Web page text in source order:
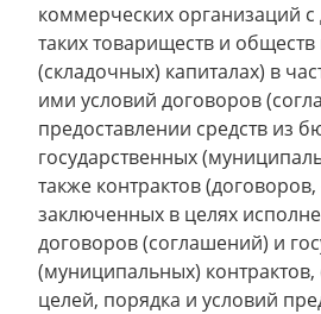
коммерческих организаций
таких товариществ и обществ
(складочных) капиталах) в
ими условий договоров
предоставлении средств из
государственных
также контрактов
заключенных в целях
договоров (соглашений) и
(муниципальных)
целей, порядка и условий